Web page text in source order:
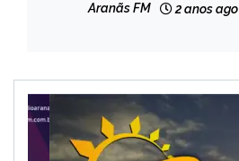
Aranãs FM 2 anos ago